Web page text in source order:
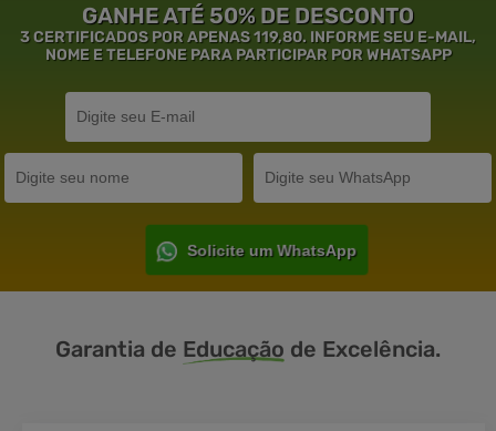
GANHE ATÉ 50% DE DESCONTO
3 CERTIFICADOS POR APENAS 119,80. INFORME SEU E-MAIL,
NOME E TELEFONE PARA PARTICIPAR POR WHATSAPP
Solicite um WhatsApp
Garantia de Educação de Excelência.